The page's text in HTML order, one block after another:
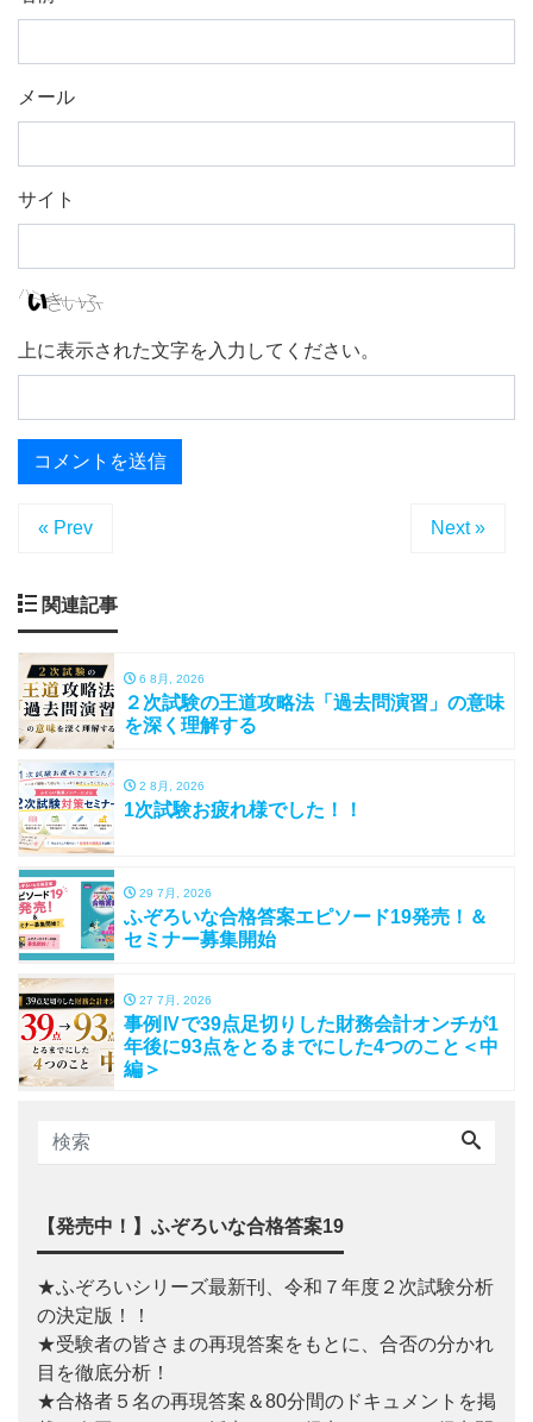
メール
サイト
上に表示された文字を入力してください。
« Prev Next »
関連記事
6 8月, 2026
２次試験の王道攻略法「過去問演習」の意味
を深く理解する
2 8月, 2026
1次試験お疲れ様でした！！
29 7月, 2026
ふぞろいな合格答案エピソード19発売！＆
セミナー募集開始
27 7月, 2026
事例Ⅳで39点足切りした財務会計オンチが1
年後に93点をとるまでにした4つのこと＜中
編＞
【発売中！】ふぞろいな合格答案19
★ふぞろいシリーズ最新刊、令和７年度２次試験分析
の決定版！！
★受験者の皆さまの再現答案をもとに、合否の分かれ
目を徹底分析！
★合格者５名の再現答案＆80分間のドキュメントを掲